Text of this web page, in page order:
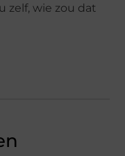
zelf, wie zou dat